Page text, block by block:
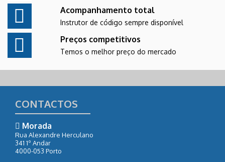
Acompanhamento total
Instrutor de código sempre disponível
Preços competitivos
Temos o melhor preço do mercado
CONTACTOS
Morada
Rua Alexandre Herculano
341 1º Andar
4000-053 Porto